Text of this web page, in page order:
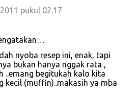
pukul 02.17
nyoba resep ini, enak, tapi
bukan hanya nggak rata ,
..emang begitukah kalo kita
kecil (muffin)..makasih ya mba